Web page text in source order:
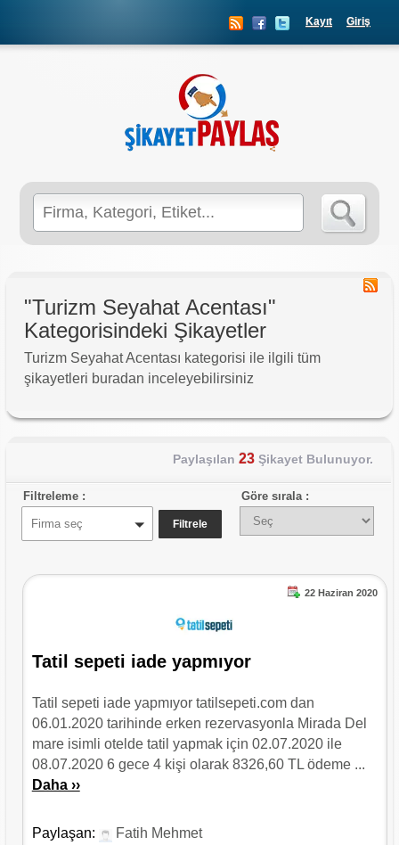
Kayıt Giriş
for:
"Turizm Seyahat Acentası"
Kategorisindeki Şikayetler
Turizm Seyahat Acentası kategorisi ile ilgili tüm
şikayetleri buradan inceleyebilirsiniz
Paylaşılan 23Şikayet Bulunuyor.
Filtreleme :
Firma seç
Göre sırala :
22 Haziran 2020
Tatil sepeti iade yapmıyor
Tatil sepeti iade yapmıyor tatilsepeti.com dan
06.01.2020 tarihinde erken rezervasyonla Mirada Del
mare isimli otelde tatil yapmak için 02.07.2020 ile
08.07.2020 6 gece 4 kişi olarak 8326,60 TL ödeme ...
Daha ››
Paylaşan:
Fatih Mehmet